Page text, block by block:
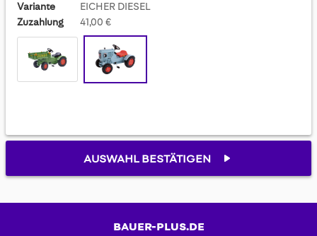
Variante
EICHER DIESEL
Zuzahlung
41,00 €
AUSWAHL BESTÄTIGEN
BAUER-PLUS.DE